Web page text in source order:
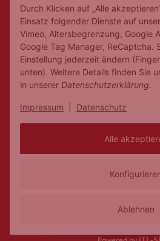
Alle
Ablehnen
Durch Klicken auf „Alle
Einsatz folgender Dienste auf
Vimeo, Altersbegrenzung, Google
Google Tag Manager, ReCaptcha.
Einstellung jederzeit ändern
unten). Weitere Details finden Sie
in unserer Datenschutzerklärung.
Impressum Datenschutz
Di. - Fr.
10:00 - 18:00
10:00 - 14:00
* Alle Preise inkl. gesetzlicher USt., zzgl.